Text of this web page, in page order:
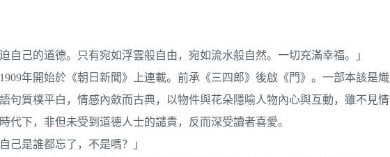
自己的道德。只有宛如浮雲般自由，宛如流水般自然。一切充滿幸福。」
年開始於《朝日新聞》上連載。前承《三四郎》後啟《門》。一部本該是熾
句質樸平白，情感內斂而古典，以物件與花朵隱喻人物內心與互動，雖不見情
下，非但未受到道德人士的譴責，反而深受讀者喜愛。
己是誰都忘了，不是嗎？」